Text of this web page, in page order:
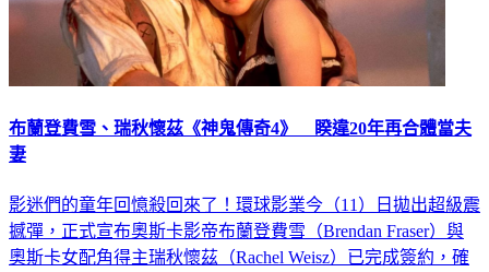
布蘭登費雪、瑞秋懷茲《神鬼傳奇4》 睽違20年再合體當夫
妻
影迷們的童年回憶殺回來了！環球影業今（11）日拋出超級震
撼彈，正式宣布奧斯卡影帝布蘭登費雪（Brendan Fraser）與
奧斯卡女配角得主瑞秋懷茲（Rachel Weisz）已完成簽約，確